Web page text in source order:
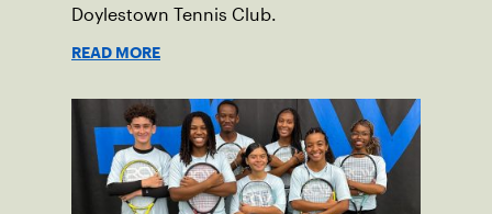
Doylestown Tennis Club.
READ MORE